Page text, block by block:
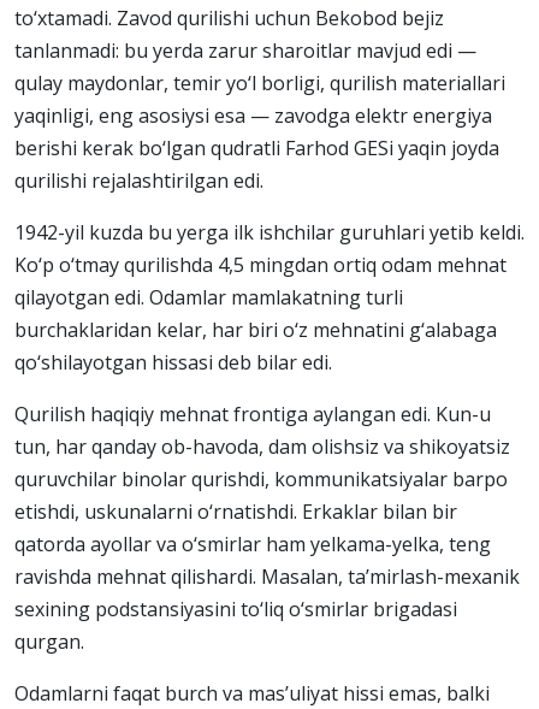
to‘xtamadi. Zavod qurilishi uchun Bekobod bejiz
tanlanmadi: bu yerda zarur sharoitlar mavjud edi —
qulay maydonlar, temir yo‘l borligi, qurilish materiallari
yaqinligi, eng asosiysi esa — zavodga elektr energiya
berishi kerak bo‘lgan qudratli Farhod GESi yaqin joyda
qurilishi rejalashtirilgan edi.
1942-yil kuzda bu yerga ilk ishchilar guruhlari yetib keldi.
Ko‘p o‘tmay qurilishda 4,5 mingdan ortiq odam mehnat
qilayotgan edi. Odamlar mamlakatning turli
burchaklaridan kelar, har biri o‘z mehnatini g‘alabaga
qo‘shilayotgan hissasi deb bilar edi.
Qurilish haqiqiy mehnat frontiga aylangan edi. Kun-u
tun, har qanday ob-havoda, dam olishsiz va shikoyatsiz
quruvchilar binolar qurishdi, kommunikatsiyalar barpo
etishdi, uskunalarni o‘rnatishdi. Erkaklar bilan bir
qatorda ayollar va o‘smirlar ham yelkama-yelka, teng
ravishda mehnat qilishardi. Masalan, ta’mirlash-mexanik
sexining podstansiyasini to‘liq o‘smirlar brigadasi
qurgan.
Odamlarni faqat burch va mas’uliyat hissi emas, balki